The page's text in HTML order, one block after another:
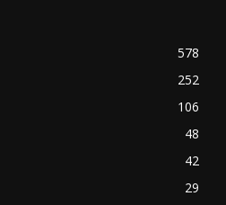
578
252
106
48
42
29